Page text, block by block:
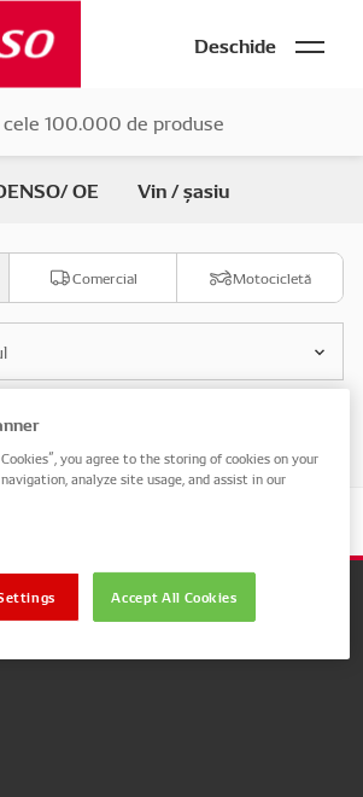
Deschide
OE Vin / șasiu
Comercial Motocicletă
you agree to the storing of cookies on your
analyze site usage, and assist in our
Accept All Cookies